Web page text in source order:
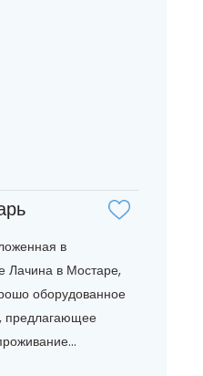
в
Лачина в Мостаре,
оборудованное
предлагающее